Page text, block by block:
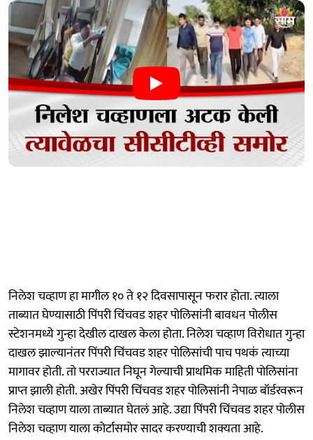
निलेश चव्हाण हा मागील १० ते १२ दिवसापासून फरार होता. त्याला
ताब्यात घेण्यासाठी पिंपरी चिंचवड शहर पोलिसांनी बावधन पोलीस
स्टेशनमध्ये गुन्हा देखील दाखल केला होता. निलेश चव्हाण विरोधात गुन्हा
दाखल झाल्यानंतर पिंपरी चिंचवड शहर पोलिसांची पाच पथकं त्याच्या
मागावर होती. तो परराज्यात निघून गेल्याची प्राथमिक माहिती पोलिसांना
प्राप्त झाली होती. अखेर पिंपरी चिंचवड शहर पोलिसांनी नेपाळ बॉर्डरवरून
निलेश चव्हाण याला ताब्यात घेतलं आहे. उद्या पिंपरी चिंचवड शहर पोलीस
निलेश चव्हाण याला कोर्टासमोर सादर करण्याची शक्यता आहे.